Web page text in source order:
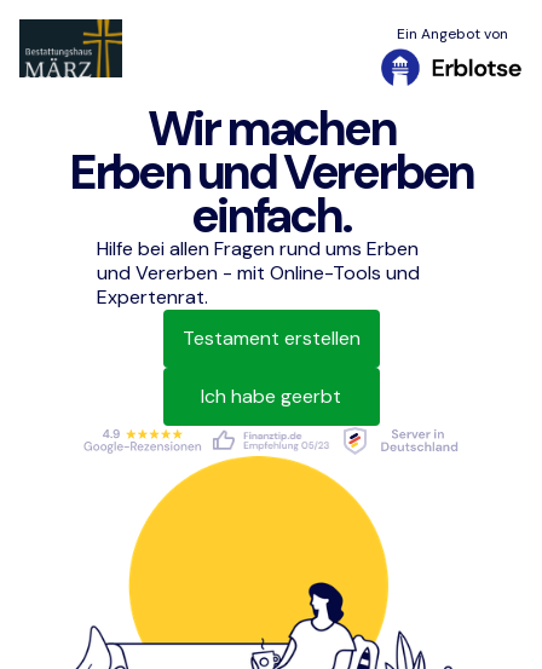
Ein Angebot von
Wir machen
Erben und Vererben
einfach.
Hilfe bei allen Fragen rund ums Erben
und Vererben - mit Online-Tools und
Expertenrat.
Testament erstellen
Ich habe geerbt